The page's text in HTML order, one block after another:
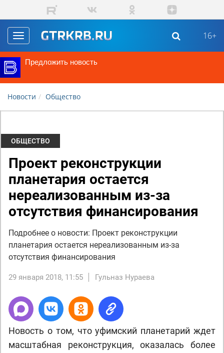
Перейти к основному содержанию
Toggle
navigation
16+
Предложить новость
Новости Общество
ОБЩЕСТВО
Проект реконструкции
планетария остается
нереализованным из-за
отсутствия финансирования
Подробнее о новости: Проект реконструкции
планетария остается нереализованным из-за
отсутствия финансирования
29 января 2018, 11:55 Гульназ Нураева
Новость о том, что уфимский планетарий ждет
масштабная реконструкция, оказалась более